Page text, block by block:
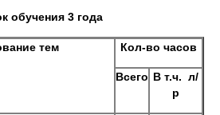
обучения 3 года
тем Кол-во часов
Всего В т.ч. л/
р